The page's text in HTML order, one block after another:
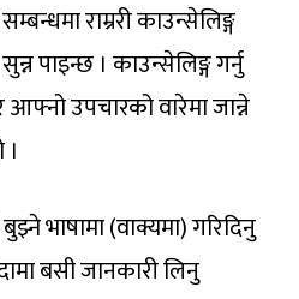
राम्ररी काउन्सेलिङ्ग
पाइन्छ । काउन्सेलिङ्ग गर्नु
उपचारको वारेमा जान्ने
भाषामा (वाक्यमा) गरिदिनु
बसी जानकारी लिनु